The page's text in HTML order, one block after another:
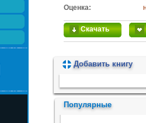
Оценка:
Скачать
Добавить книгу
Популярные